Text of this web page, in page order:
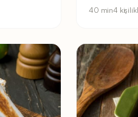
40 min4 kişilik